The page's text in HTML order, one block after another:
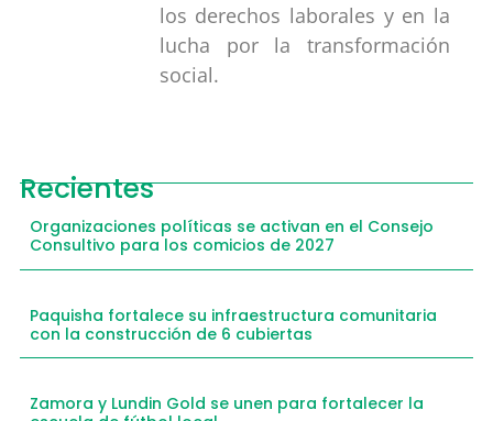
los derechos laborales y en la
lucha por la transformación
social.
Recientes
Organizaciones políticas se activan en el Consejo
Consultivo para los comicios de 2027
Paquisha fortalece su infraestructura comunitaria
con la construcción de 6 cubiertas
Zamora y Lundin Gold se unen para fortalecer la